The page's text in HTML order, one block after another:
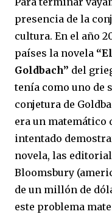
presencia de la
cultura. En el año
países la novela
Goldbach” del
tenía como uno de
conjetura de
era un matemático
intentado
novela, las
Bloomsbury
de un millón de
este problema